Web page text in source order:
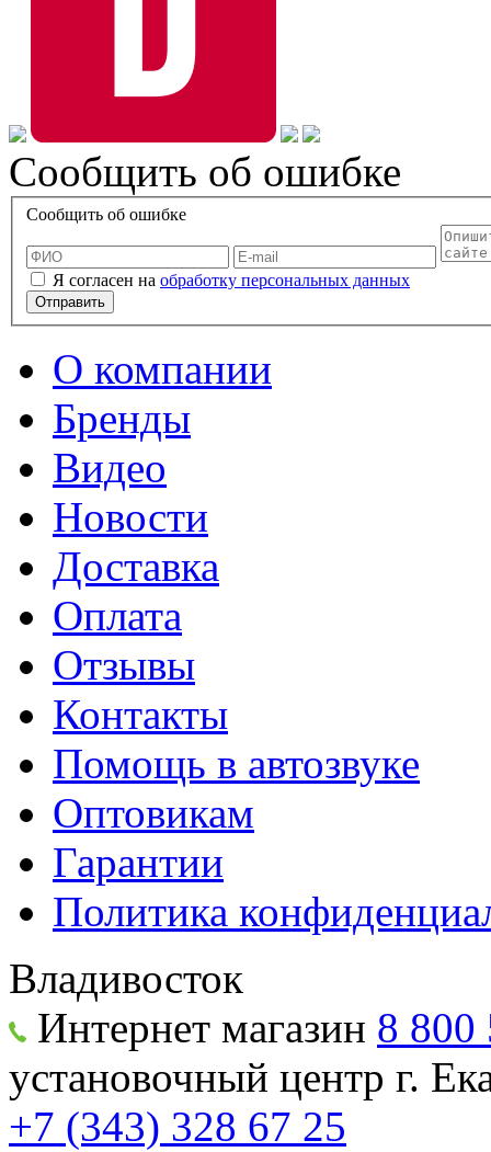
Сообщить об ошибке
Сообщить об ошибке
Я согласен на обработку персональных данных
Отправить
О компании
Бренды
Видео
Новости
Доставка
Оплата
Отзывы
Контакты
Помощь в автозвуке
Оптовикам
Гарантии
Политика
Владивосток
Интернет магазин 8 800
установочный центр г.
+7 (343) 328 67 25